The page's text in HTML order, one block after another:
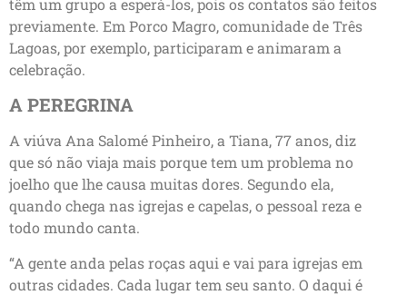
têm um grupo a esperá-los, pois os contatos são feitos
previamente. Em Porco Magro, comunidade de Três
Lagoas, por exemplo, participaram e animaram a
celebração.
A PEREGRINA
A viúva Ana Salomé Pinheiro, a Tiana, 77 anos, diz
que só não viaja mais porque tem um problema no
joelho que lhe causa muitas dores. Segundo ela,
quando chega nas igrejas e capelas, o pessoal reza e
todo mundo canta.
“A gente anda pelas roças aqui e vai para igrejas em
outras cidades. Cada lugar tem seu santo. O daqui é